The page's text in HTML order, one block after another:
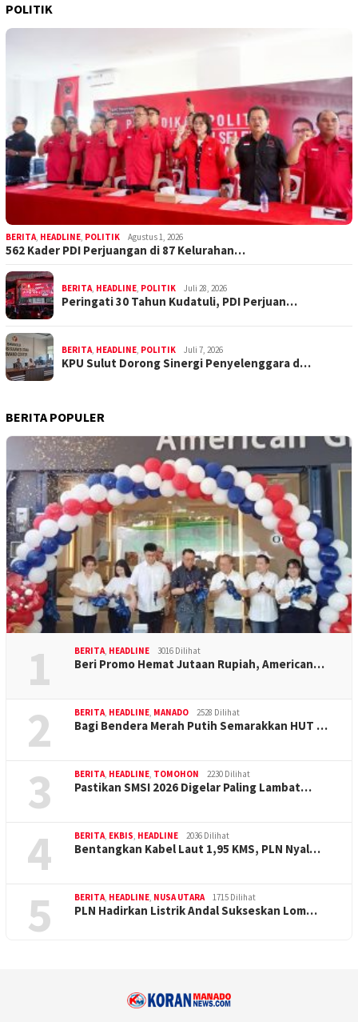
POLITIK
BERITA, HEADLINE, POLITIK Agustus 1, 2026
562 Kader PDI Perjuangan di 87 Kelurahan…
BERITA, HEADLINE, POLITIK Juli 28, 2026
Peringati 30 Tahun Kudatuli, PDI Perjuan…
BERITA, HEADLINE, POLITIK Juli 7, 2026
KPU Sulut Dorong Sinergi Penyelenggara d…
BERITA POPULER
1 BERITA, HEADLINE 3016 Dilihat
Beri Promo Hemat Jutaan Rupiah, American…
2 BERITA, HEADLINE, MANADO 2528 Dilihat
Bagi Bendera Merah Putih Semarakkan HUT …
3 BERITA, HEADLINE, TOMOHON 2230 Dilihat
Pastikan SMSI 2026 Digelar Paling Lambat…
4 BERITA, EKBIS, HEADLINE 2036 Dilihat
Bentangkan Kabel Laut 1,95 KMS, PLN Nyal…
5 BERITA, HEADLINE, NUSA UTARA 1715 Dilihat
PLN Hadirkan Listrik Andal Sukseskan Lom…